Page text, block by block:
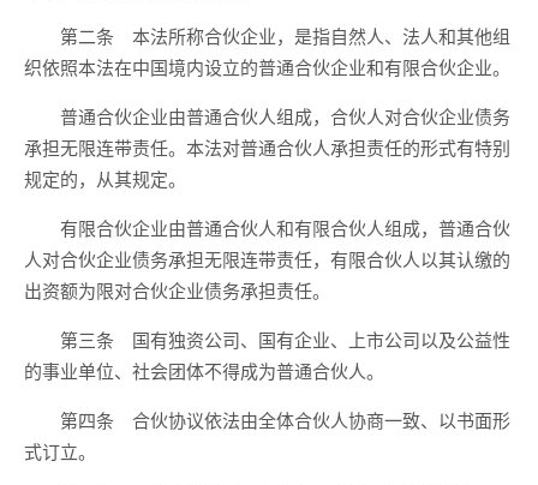
第二条 本法所称合伙企业，是指自然人、法人和其他组
织依照本法在中国境内设立的普通合伙企业和有限合伙企业。
普通合伙企业由普通合伙人组成，合伙人对合伙企业债务
承担无限连带责任。本法对普通合伙人承担责任的形式有特别
规定的，从其规定。
有限合伙企业由普通合伙人和有限合伙人组成，普通合伙
人对合伙企业债务承担无限连带责任，有限合伙人以其认缴的
出资额为限对合伙企业债务承担责任。
第三条 国有独资公司、国有企业、上市公司以及公益性
的事业单位、社会团体不得成为普通合伙人。
第四条 合伙协议依法由全体合伙人协商一致、以书面形
式订立。